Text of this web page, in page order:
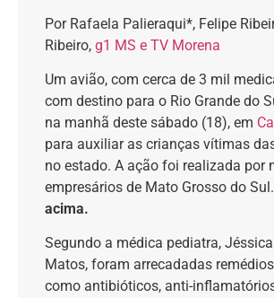
Por Rafaela Palieraqui*, Felipe
Ribeiro, g1 MS e TV Morena
Um avião, com cerca de 3 mil
com destino para o Rio Grande do
na manhã deste sábado (18), em
para auxiliar as crianças vítimas
no estado. A ação foi realizada por
empresários de Mato Grosso do Sul.
acima.
Segundo a médica pediatra,
Matos, foram arrecadadas remédios
como antibióticos, anti-